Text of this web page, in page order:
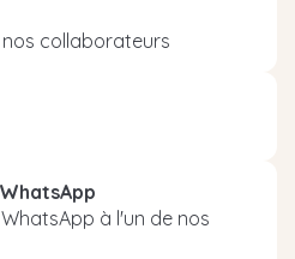
collaborateurs
à l'un de nos